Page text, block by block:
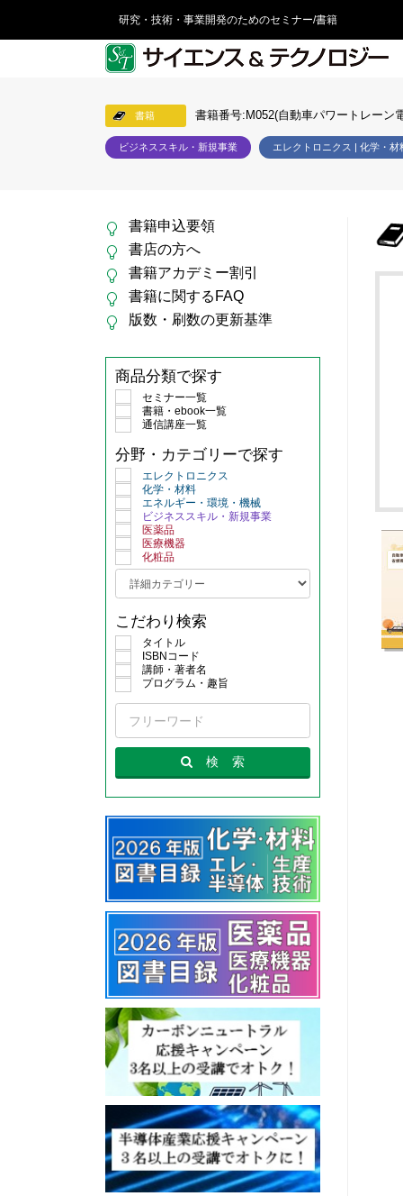
研究・技術・事業開発のためのセミナー/書籍
書籍 書籍番号:M052(自動車パワートレーン
ビジネススキル・新規事業 エレクトロニクス | 化学・
書籍申込要領
書店の方へ
書籍アカデミー割引
書籍に関するFAQ
版数・刷数の更新基準
商品分類で探す
セミナー一覧
書籍・ebook一覧
通信講座一覧
分野・カテゴリーで探す
エレクトロニクス
化学・材料
エネルギー・環境・機械
ビジネススキル・新規事業
医薬品
医療機器
化粧品
こだわり検索
タイトル
ISBNコード
講師・著者名
プログラム・趣旨
検 索